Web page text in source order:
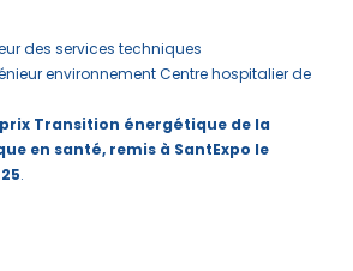
des services techniques
environnement Centre hospitalier de
Transition énergétique de la
en santé, remis à SantExpo le
.